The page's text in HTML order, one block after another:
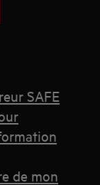
SAFE
de mon